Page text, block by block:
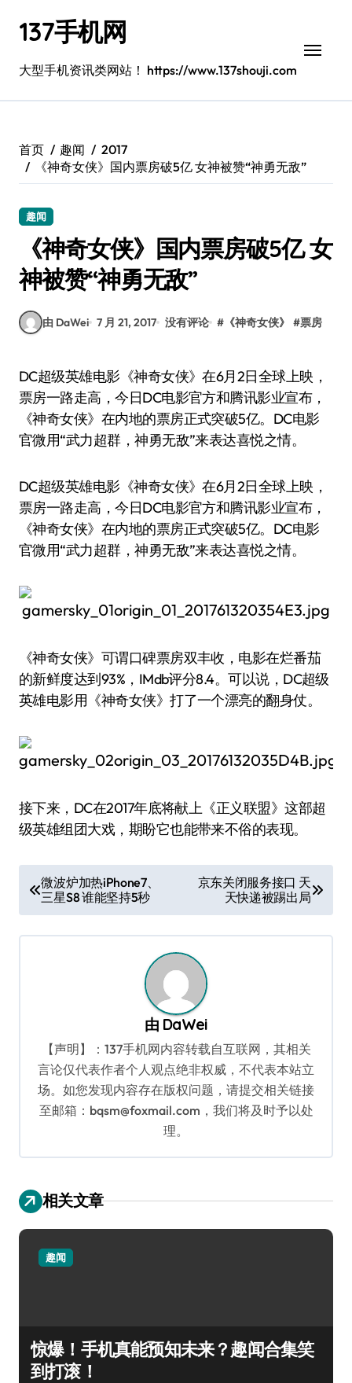
137手机网
大型手机资讯类网站！ https://www.137shouji.com
首页 趣闻
2017
《神奇女侠》国内票房破5亿 女神被赞“神勇无敌”
趣闻
《神奇女侠》国内票房破5亿 女
神被赞“神勇无敌”
由 DaWei 7 月 21, 2017 没有评论 # 《神奇女侠》 #票房
DC超级英雄电影《神奇女侠》在6月2日全球上映，
票房一路走高，今日DC电影官方和腾讯影业宣布，
《神奇女侠》在内地的票房正式突破5亿。DC电影
官微用“武力超群，神勇无敌”来表达喜悦之情。
DC超级英雄电影《神奇女侠》在6月2日全球上映，
票房一路走高，今日DC电影官方和腾讯影业宣布，
《神奇女侠》在内地的票房正式突破5亿。DC电影
官微用“武力超群，神勇无敌”来表达喜悦之情。
《神奇女侠》可谓口碑票房双丰收，电影在烂番茄
的新鲜度达到93%，IMdb评分8.4。可以说，DC超级
英雄电影用《神奇女侠》打了一个漂亮的翻身仗。
接下来，DC在2017年底将献上《正义联盟》这部超
级英雄组团大戏，期盼它也能带来不俗的表现。
章
导
微波炉加热iPhone7、
三星S8 谁能坚持5秒
京东关闭服务接口 天
天快递被踢出局
由 DaWei
【声明】：137手机网内容转载自互联网，其相关
言论仅代表作者个人观点绝非权威，不代表本站立
场。如您发现内容存在版权问题，请提交相关链接
至邮箱：bqsm@foxmail.com，我们将及时予以处
理。
相关文章
趣闻
惊爆！手机真能预知未来？趣闻合集笑
到打滚！